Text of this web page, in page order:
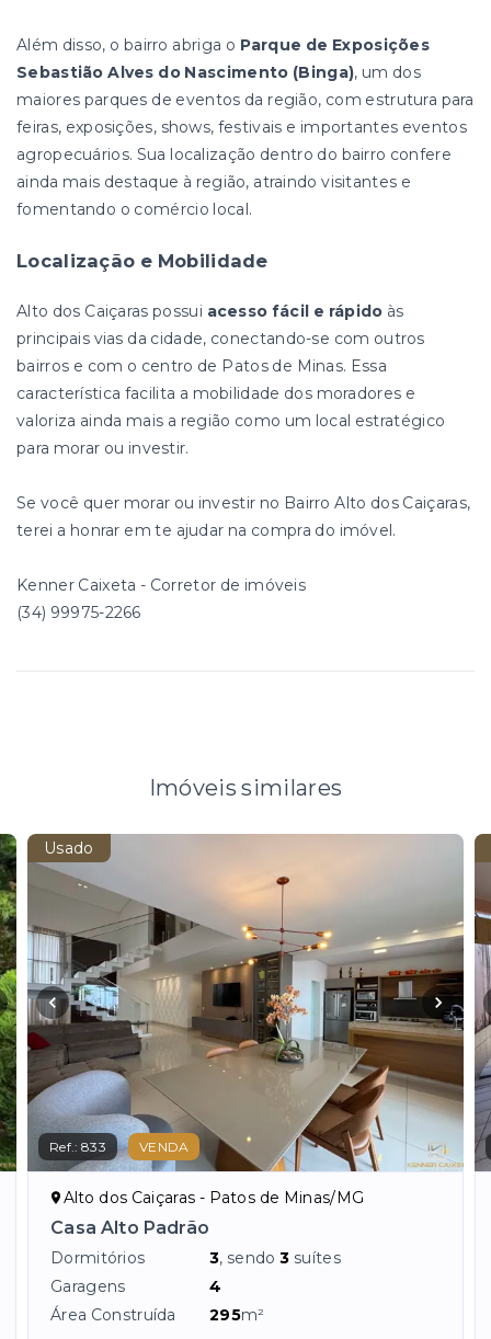
Além disso, o bairro abriga o Parque de Exposições
Sebastião Alves do Nascimento (Binga), um dos
maiores parques de eventos da região, com estrutura para
feiras, exposições, shows, festivais e importantes eventos
agropecuários. Sua localização dentro do bairro confere
ainda mais destaque à região, atraindo visitantes e
fomentando o comércio local.
Localização e Mobilidade
Alto dos Caiçaras possui acesso fácil e rápido às
principais vias da cidade, conectando-se com outros
bairros e com o centro de Patos de Minas. Essa
característica facilita a mobilidade dos moradores e
valoriza ainda mais a região como um local estratégico
para morar ou investir.
Se você quer morar ou investir no Bairro Alto dos Caiçaras,
terei a honrar em te ajudar na compra do imóvel.
Kenner Caixeta - Corretor de imóveis
(34) 99975-2266
Imóveis similares
Usado
Ref.:833 VENDA
Alto dos Caiçaras - Patos de Minas/MG
Casa Alto Padrão
Dormitórios 3, sendo3 suítes
Garagens
4
Área Construída
295m²